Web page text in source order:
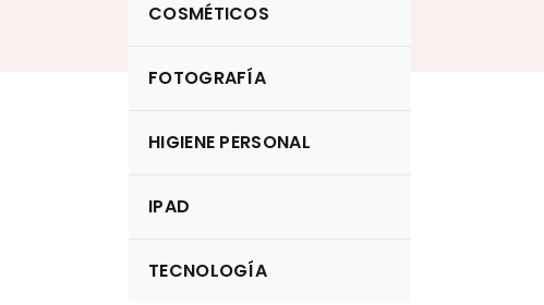
COSMÉTICOS
FOTOGRAFÍA
HIGIENE PERSONAL
IPAD
TECNOLOGÍA
casio